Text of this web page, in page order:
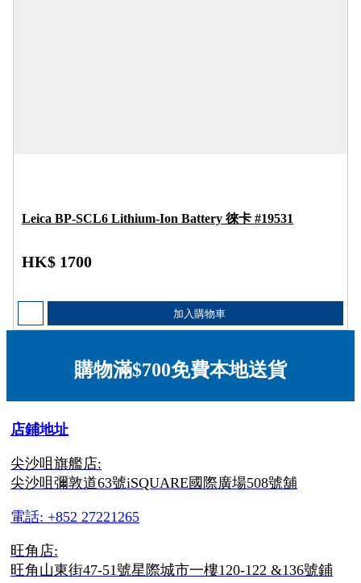
Leica BP-SCL6 Lithium-Ion Battery 徠卡 #19531
HK$ 1700
加入購物車
購物滿$700免費本地送貨
店鋪地址
尖沙咀旗艦店:
尖沙咀彌敦道63號iSQUARE國際廣場508號舖
電話: +852 27221265
旺角店:
旺角山東街47-51號星際城市一樓120-122 &136號鋪